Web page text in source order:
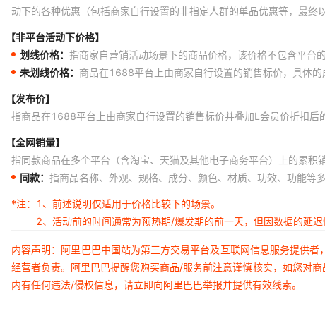
动下的各种优惠（包括商家自行设置的非指定人群的单品优惠等，最
【非平台活动下价格】
划线价格： 指商家自营销活动场景下的商品价格，该价格不包含平台
未划线价格： 商品在1688平台上由商家自行设置的销售标价，具体
【发布价】
指商品在1688平台上由商家自行设置的销售标价并叠加L会员价折扣后
【全网销量】
指同款商品在多个平台（含淘宝、天猫及其他电子商务平台）上的累积
同款： 指商品名称、外观、规格、成分、颜色、材质、功效、功能等
*注：
1、前述说明仅适用于价格比较下的场景。
2、活动前的时间通常为预热期/爆发期的前一天，但因数据的延
内容声明：阿里巴巴中国站为第三方交易平台及互联网信息服务提供
经营者负责。阿里巴巴提醒您购买商品/服务前注意谨慎核实，如您对
内有任何违法/侵权信息，请立即向阿里巴巴举报并提供有效线索。